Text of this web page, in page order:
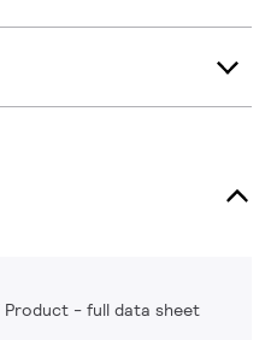
Product - full data sheet